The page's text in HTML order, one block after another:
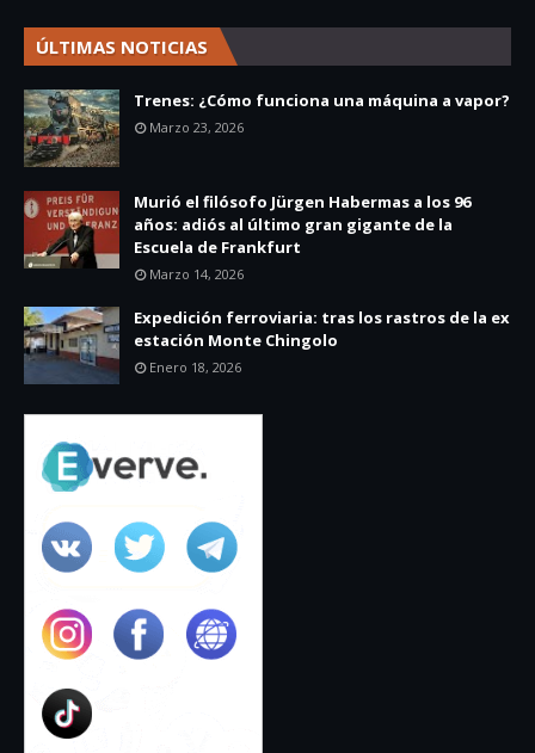
ÚLTIMAS NOTICIAS
Trenes: ¿Cómo funciona una máquina a vapor?
Marzo 23, 2026
Murió el filósofo Jürgen Habermas a los 96
años: adiós al último gran gigante de la
Escuela de Frankfurt
Marzo 14, 2026
Expedición ferroviaria: tras los rastros de la ex
estación Monte Chingolo
Enero 18, 2026